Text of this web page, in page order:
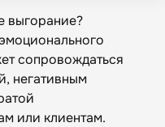
выгорание?
сопровождаться
негативным
или клиентам.